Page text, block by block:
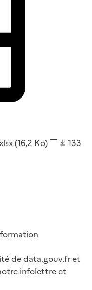
(16,2 Ko)
133
de data.gouv.fr et
infolettre et